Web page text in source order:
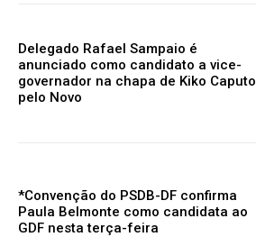
Delegado Rafael Sampaio é
anunciado como candidato a vice-
governador na chapa de Kiko Caputo
pelo Novo
*Convenção do PSDB-DF confirma
Paula Belmonte como candidata ao
GDF nesta terça-feira